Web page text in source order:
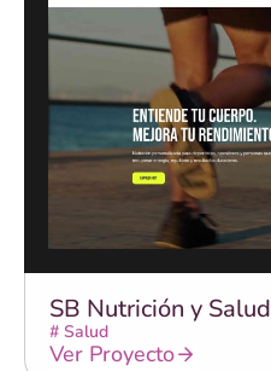
SB Nutrición y Salud
# Salud
Ver Proyecto